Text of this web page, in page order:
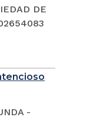
DE
-